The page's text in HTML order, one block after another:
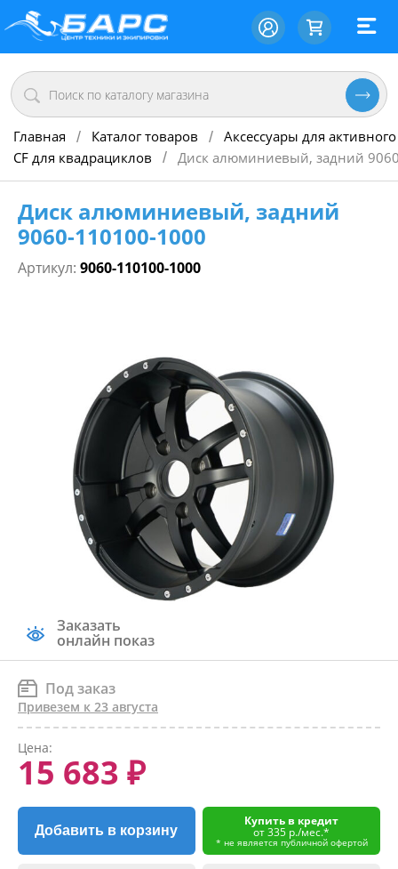
Главная / Каталог товаров / Аксессуары для
CF для квадрациклов
/ Диск алюминиевый, задний
Диск алюминиевый, задний
9060-110100-1000
Артикул: 9060-110100-1000
Заказать
онлайн показ
Под заказ
Привезем к 23 августа
Цена:
15 683 ₽
Добавить в корзину
Купить в кредит
от 335 р./мес.*
* не является публичной офертой